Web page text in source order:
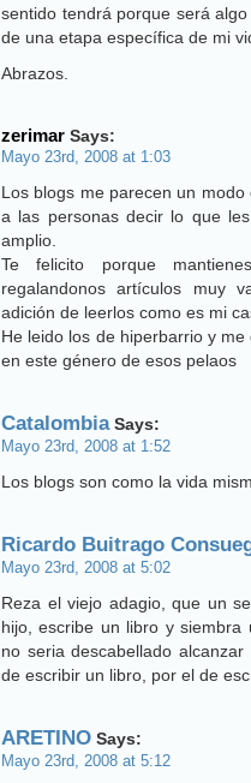
sentido tendrá porque será
de una etapa específica de mi
Abrazos.
zerimar Says:
Mayo 23rd, 2008 at 1:03
Los blogs me parecen un
a las personas decir lo que
amplio.
Te felicito porque
regalandonos artículos muy
adición de leerlos como es mi
He leido los de hiperbarrio y
en este género de esos pelaos
CatalombiaSays:
Mayo 23rd, 2008 at 1:52
Los blogs son como la vida
Ricardo Buitrago
Mayo 23rd, 2008 at 5:02
Reza el viejo adagio, que un
hijo, escribe un libro y
no seria descabellado
de escribir un libro, por el de
ARETINO Says:
Mayo 23rd, 2008 at 5:12